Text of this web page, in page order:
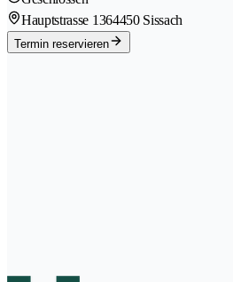
Hauptstrasse 1364450 Sissach
Termin reservieren